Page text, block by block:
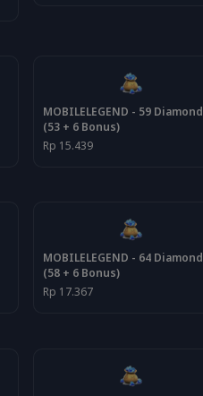
MOBILELEGEND - 59 Diamond
(53 + 6 Bonus)
Rp 15.439
MOBILELEGEND - 64 Diamond
(58 + 6 Bonus)
Rp 17.367